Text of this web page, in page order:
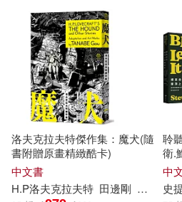
約翰·奧萊利(5)
約翰．克里斯多夫(5)
羅納德．諾克斯(5)
美國迪士尼公司(5)
漫遊者文化(19)
遼寧人民出版社(19)
上海外語教育出版社(18)
二十一世紀出版社(18)
吉林出版集團有限責任公司
洛夫克拉夫特傑作集：魔犬(隨
書附贈原畫精緻酷卡)
中文書
H.P洛夫克拉夫特 田邊剛 李彥樺
聆
衛.
【
中
史